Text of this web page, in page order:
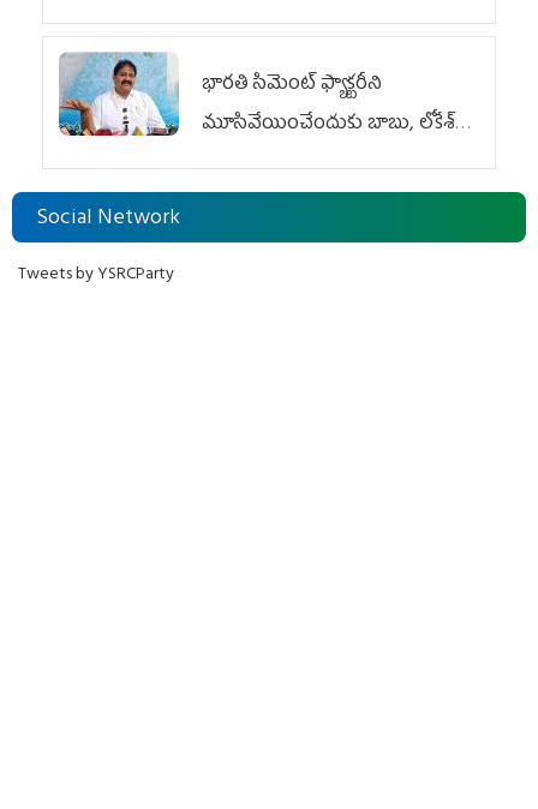
విరుద్ధం
భారతి సిమెంట్ ఫ్యాక్టరీని
మూసివేయించేందుకు బాబు, లోకేశ్
కుట్ర
Social Network
Tweets by YSRCParty